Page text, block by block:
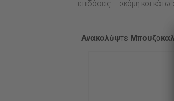
επιδόσεις – ακόμη και
Ανακαλύψτε